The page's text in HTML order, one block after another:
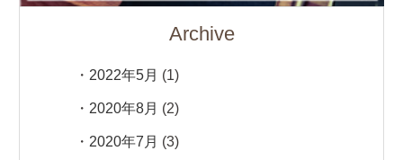
Archive
2022年5月 (1)
2020年8月 (2)
2020年7月 (3)